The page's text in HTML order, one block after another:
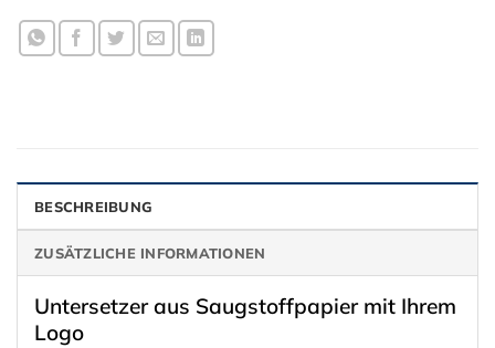
BESCHREIBUNG
ZUSÄTZLICHE INFORMATIONEN
Untersetzer aus Saugstoffpapier mit Ihrem
Logo